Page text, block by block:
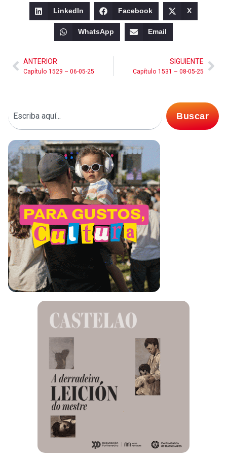
LinkedIn Facebook X
WhatsApp Email
ANTERIOR
Capítulo 1529 – 06-05-25
SIGUIENTE
Capítulo 1531 – 08-05-25
Buscar